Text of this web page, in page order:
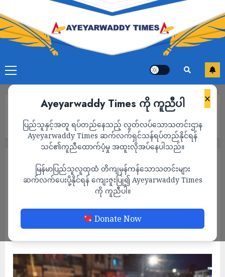
×
Ayeyarwaddy Times ကို ကူညီပါ
ပြည်သူနှင့်အတူ ရပ်တည်နေသည့် လွတ်လပ်သောသတင်းဌာန
Ayeyarwaddy Times ဆက်လက်ရှင်သန်ရပ်တည်နိုင်ရန်
သင်၏ကူညီထောက်ပံ့မှု အထူးလိုအပ်နေပါသည်။
မြန်မာပြည်သူလူထုထံ တိကျမှန်ကန်သောသတင်းများ
ဆက်လက်ပေးပို့နိုင်ရန် ကျေးဇူးပြု၍ Ayeyarwaddy Times
ကို ကူညီပါ။
Donate Now
တပ်ဖွဲ့တွေကို ပိုမိုထောက်ပံ့ဖို့ အမေရိကန်ကို NUG က တောင်းဆို
သတင်း
စစ်ကောင်စီကို ဒဏ်ခတ်အရေးယူမှုတွေ ပို
ပြုလုပ်ဖို့နဲ့ တော်လှန်ရေးတပ်ဖွဲ့တွေကို ပိုမို
ထောက်ပံ့ဖို့ အမေရိကန်ကို NUG က တောင်းဆို
ADMIN FEBRUARY 19, 2023